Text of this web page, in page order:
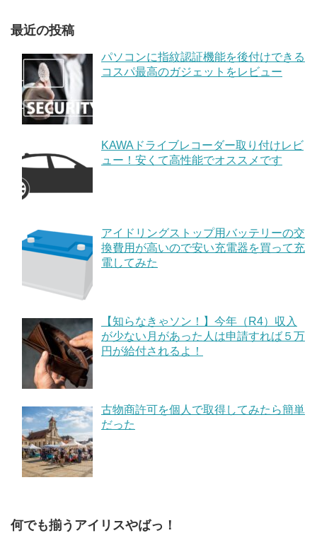
最近の投稿
パソコンに指紋認証機能を後付けできる
コスパ最高のガジェットをレビュー
KAWAドライブレコーダー取り付けレビ
ュー！安くて高性能でオススメです
アイドリングストップ用バッテリーの交
換費用が高いので安い充電器を買って充
電してみた
【知らなきゃソン！】今年（R4）収入
が少ない月があった人は申請すれば５万
円が給付されるよ！
古物商許可を個人で取得してみたら簡単
だった
何でも揃うアイリスやばっ！